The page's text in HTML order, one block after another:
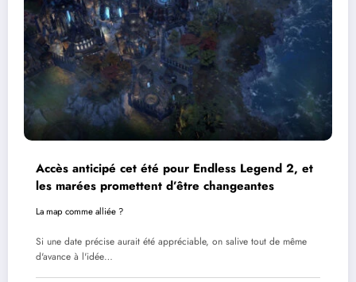
Accès anticipé cet été pour Endless Legend 2, et
les marées promettent d’être changeantes
La map comme alliée ?
Si une date précise aurait été appréciable, on salive tout de même
d'avance à l'idée…